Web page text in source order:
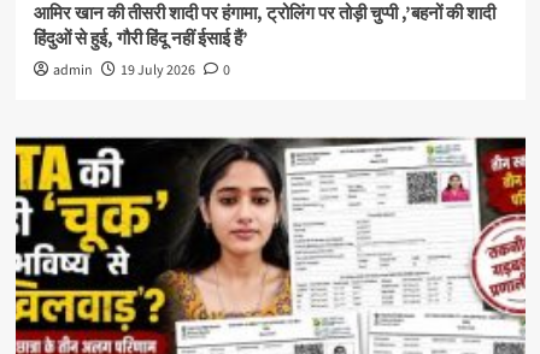
आमिर खान की तीसरी शादी पर हंगामा, ट्रोलिंग पर तोड़ी चुप्पी ,’बहनों की शादी
हिंदुओं से हुई, गौरी हिंदू नहीं ईसाई हैं’
admin 19 July 2026 0